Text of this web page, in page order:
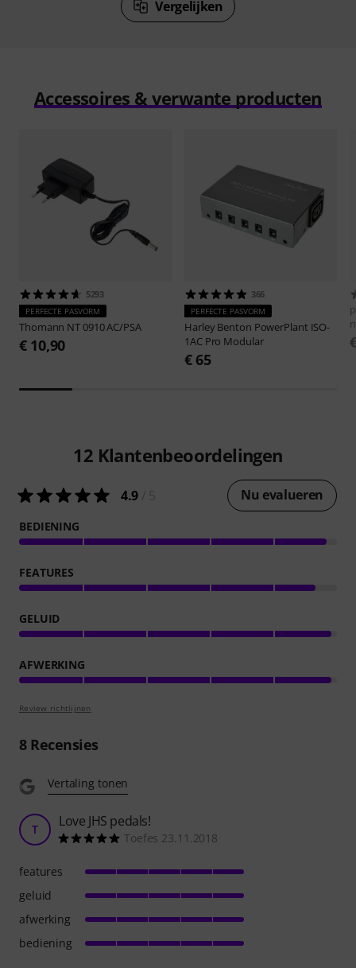
Vergelijken
Accessoires & verwante producten
5293
PERFECTE PASVORM
Thomann NT 0910 AC/PSA
€ 10,90
366
PERFECTE PASVORM
Harley Benton PowerPlant ISO-
1AC Pro Modular
€ 65
12 Klantenbeoordelingen
4.9 Nu evalueren
BEDIENING
FEATURES
GELUID
AFWERKING
Review richtlijnen
8Recensies
Vertaling tonen
T Love JHS pedals!
Toefes 23.11.2018
features
geluid
afwerking
bediening